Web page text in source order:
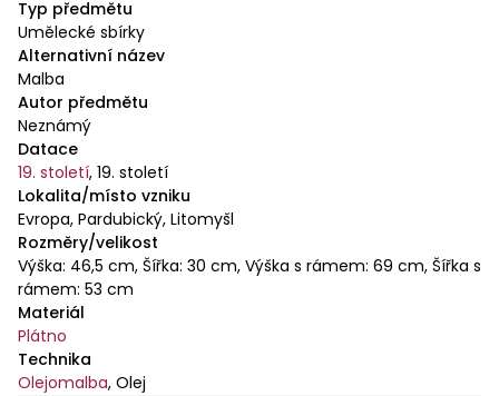
Typ předmětu
Umělecké sbírky
Alternativní název
Malba
Autor předmětu
Neznámý
Datace
19. století, 19. století
Lokalita/místo vzniku
Evropa, Pardubický, Litomyšl
Rozměry/velikost
Výška: 46,5 cm, Šířka: 30 cm, Výška s rámem: 69 cm, Šířka s
rámem: 53 cm
Materiál
Plátno
Technika
Olejomalba, Olej